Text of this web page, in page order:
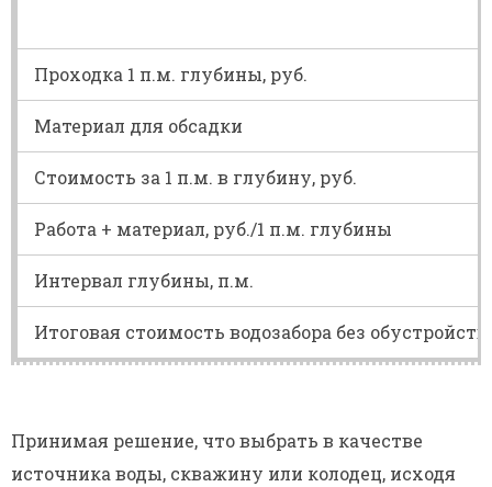
Проходка 1 п.м. глубины, руб.
Материал для обсадки
Стоимость за 1 п.м. в глубину, руб.
Работа + материал, руб./1 п.м. глубины
Интервал глубины, п.м.
Итоговая стоимость водозабора без
Принимая решение, что выбрать в качестве
источника воды, скважину или колодец, исходя